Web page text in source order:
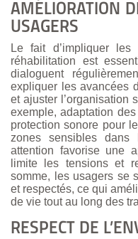
AMÉLIORATION
USAGERS
Le fait d’impliquer
réhabilitation est
dialoguent
expliquer les avancées
et ajuster l’organisation
exemple, adaptation
protection sonore pour
zones sensibles
attention favorise une
limite les tensions et
somme, les usagers se
et respectés, ce qui
de vie tout au long des
RESPECT DE